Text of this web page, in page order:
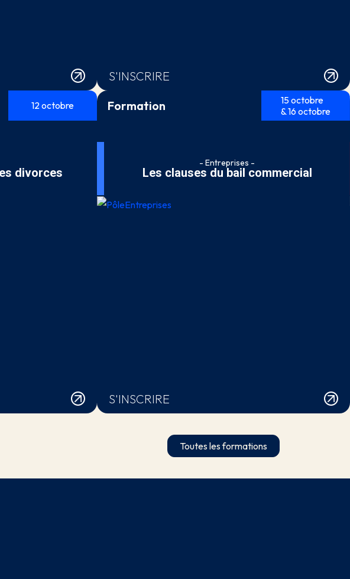
S'INSCRIRE
12 octobre
divorces
Formation
15 octobre
& 16 octobre
- Entreprises -
Les clauses du bail commercial
S'INSCRIRE
Toutes les formations